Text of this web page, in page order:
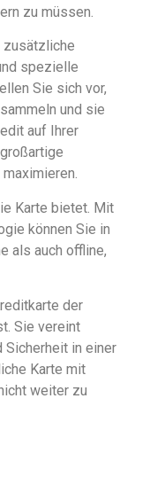
zu müssen.
zusätzliche
spezielle
Sie sich vor,
und sie
auf Ihrer
Karte bietet. Mit
können Sie in
als auch offline,
der
Sie vereint
Sicherheit in einer
Karte mit
weiter zu